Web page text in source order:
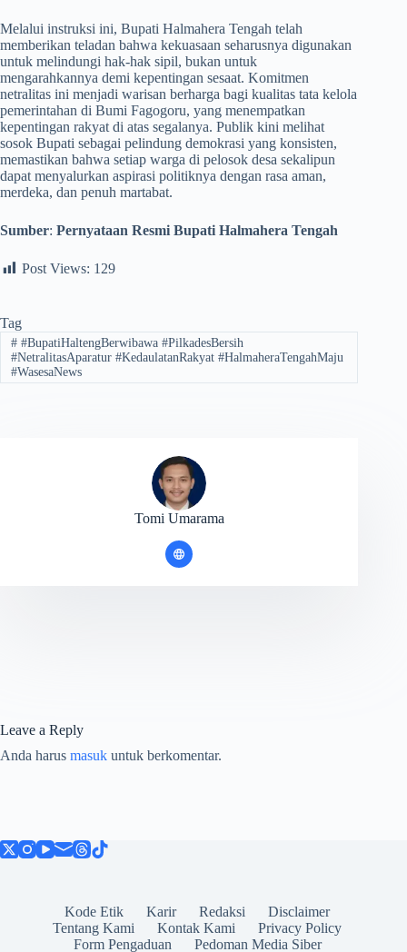
​Melalui instruksi ini, Bupati Halmahera Tengah telah
memberikan teladan bahwa kekuasaan seharusnya digunakan
untuk melindungi hak-hak sipil, bukan untuk
mengarahkannya demi kepentingan sesaat. Komitmen
netralitas ini menjadi warisan berharga bagi kualitas tata kelola
pemerintahan di Bumi Fagogoru, yang menempatkan
kepentingan rakyat di atas segalanya. Publik kini melihat
sosok Bupati sebagai pelindung demokrasi yang konsisten,
memastikan bahwa setiap warga di pelosok desa sekalipun
dapat menyalurkan aspirasi politiknya dengan rasa aman,
merdeka, dan penuh martabat.
Sumber: Pernyataan Resmi Bupati Halmahera Tengah
Post Views: 129
Tag
##BupatiHaltengBerwibawa #PilkadesBersih
#NetralitasAparatur #KedaulatanRakyat #HalmaheraTengahMaju
#WasesaNews
Tomi Umarama
Leave a Reply
Anda harus masuk untuk berkomentar.
Kode Etik Karir Redaksi
Disclaimer
Tentang Kami
Kontak Kami
Privacy Policy
Form Pengaduan
Pedoman Media Siber